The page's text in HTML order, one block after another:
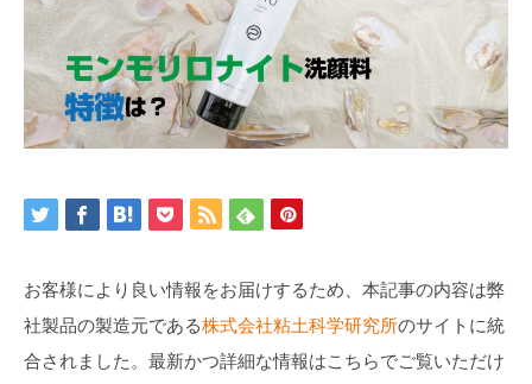
お客様により良い情報をお届けするため、本記事の内容は弊
社製品の製造元である株式会社粘土科学研究所のサイトに統
合されました。最新かつ詳細な情報はこちらでご覧いただけ